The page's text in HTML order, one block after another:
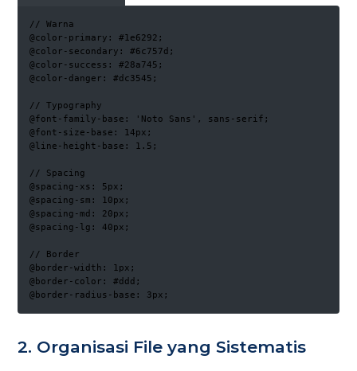
// Warna
@color-primary: #1e6292;
@color-secondary: #6c757d;
@color-success: #28a745;
@color-danger: #dc3545;
// Typography
@font-family-base: 'Noto Sans', sans-serif;
@font-size-base: 14px;
@line-height-base: 1.5;
// Spacing
@spacing-xs: 5px;
@spacing-sm: 10px;
@spacing-md: 20px;
@spacing-lg: 40px;
// Border
@border-width: 1px;
@border-color: #ddd;
@border-radius-base: 3px;
2. Organisasi File yang Sistematis